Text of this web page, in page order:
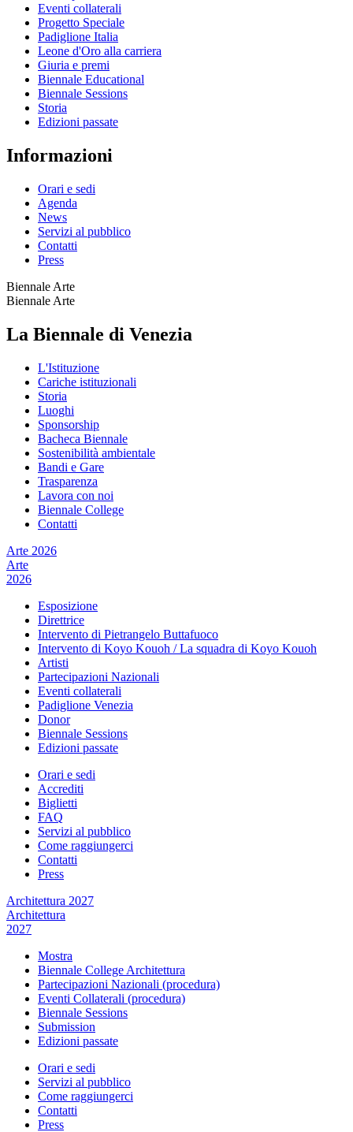
Eventi collaterali
Progetto Speciale
Padiglione Italia
Leone d'Oro alla carriera
Giuria e premi
Biennale Educational
Biennale Sessions
Storia
Edizioni passate
Informazioni
Orari e sedi
Agenda
News
Servizi al pubblico
Contatti
Press
Biennale Arte
Biennale Arte
La Biennale di Venezia
L'Istituzione
Cariche istituzionali
Storia
Luoghi
Sponsorship
Bacheca Biennale
Sostenibilità ambientale
Bandi e Gare
Trasparenza
Lavora con noi
Biennale College
Contatti
Arte 2026
Arte
2026
Esposizione
Direttrice
Intervento di Pietrangelo Buttafuoco
Intervento di Koyo Kouoh / La squadra di Koyo Kouoh
Artisti
Partecipazioni Nazionali
Eventi collaterali
Padiglione Venezia
Donor
Biennale Sessions
Edizioni passate
Orari e sedi
Accrediti
Biglietti
FAQ
Servizi al pubblico
Come raggiungerci
Contatti
Press
Architettura 2027
Architettura
2027
Mostra
Biennale College Architettura
Partecipazioni Nazionali (procedura)
Eventi Collaterali (procedura)
Biennale Sessions
Submission
Edizioni passate
Orari e sedi
Servizi al pubblico
Come raggiungerci
Contatti
Press